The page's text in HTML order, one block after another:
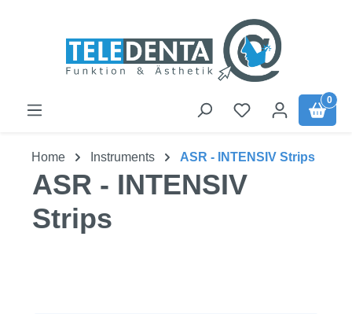
0
Home Instruments ASR - INTENSIV Strips
ASR - INTENSIV
Strips